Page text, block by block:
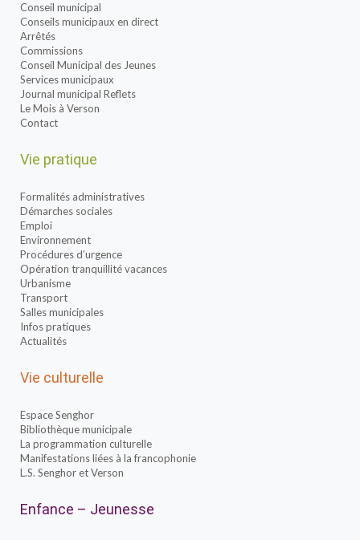
Conseil municipal
Conseils municipaux en direct
Arrêtés
Commissions
Conseil Municipal des Jeunes
Services municipaux
Journal municipal Reflets
Le Mois à Verson
Contact
Vie pratique
Formalités administratives
Démarches sociales
Emploi
Environnement
Procédures d’urgence
Opération tranquillité vacances
Urbanisme
Transport
Salles municipales
Infos pratiques
Actualités
Vie culturelle
Espace Senghor
Bibliothèque municipale
La programmation culturelle
Manifestations liées à la francophonie
L.S. Senghor et Verson
Enfance – Jeunesse